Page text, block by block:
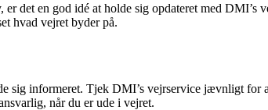
det en god idé at holde sig opdateret med
hvad vejret byder på.
sig informeret. Tjek DMI’s vejrservice jævnligt
når du er ude i vejret.